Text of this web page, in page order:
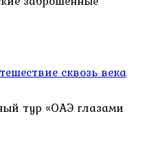
сквозь века
тур «ОАЭ глазами